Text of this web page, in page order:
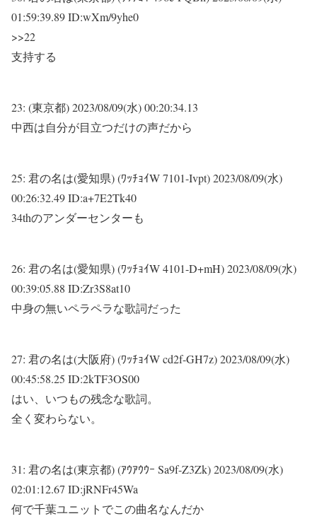
01:59:39.89 ID:wXm/9yhe0
>>22
支持する
23: (東京都)2023/08/09(水) 00:20:34.13
中西は自分が目立つだけの声だから
25: 君の名は(愛知県) (ﾜｯﾁｮｲW 7101-Ivpt)2023/08/09(水)
00:26:32.49 ID:a+7E2Tk40
34thのアンダーセンターも
26: 君の名は(愛知県) (ﾜｯﾁｮｲW 4101-D+mH)2023/08/09(水)
00:39:05.88 ID:Zr3S8at10
中身の無いペラペラな歌詞だった
27: 君の名は(大阪府) (ﾜｯﾁｮｲW cd2f-GH7z)2023/08/09(水)
00:45:58.25 ID:2kTF3OS00
はい、いつもの残念な歌詞。
全く変わらない。
31: 君の名は(東京都) (ｱｳｱｳｳｰ Sa9f-Z3Zk)2023/08/09(水)
02:01:12.67 ID:jRNFr45Wa
何で千葉ユニットでこの曲名なんだか